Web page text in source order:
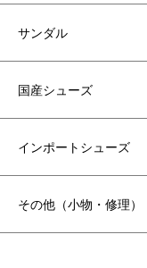
サンダル
国産シューズ
インポートシューズ
その他（小物・修理）